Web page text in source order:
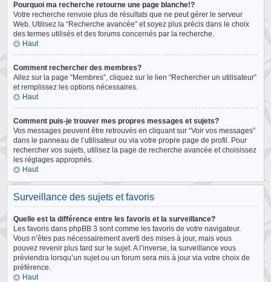
Pourquoi ma recherche retourne une page blanche!?
Votre recherche renvoie plus de résultats que ne peut gérer le serveur
Web. Utilisez la “Recherche avancée” et soyez plus précis dans le choix
des termes utilisés et des forums concernés par la recherche.
Haut
Comment rechercher des membres?
Allez sur la page “Membres”, cliquez sur le lien “Rechercher un utilisateur”
et remplissez les options nécessaires.
Haut
Comment puis-je trouver mes propres messages et sujets?
Vos messages peuvent être retrouvés en cliquant sur “Voir vos messages”
dans le panneau de l’utilisateur ou via votre propre page de profil. Pour
rechercher vos sujets, utilisez la page de recherche avancée et choisissez
les réglages appropriés.
Haut
Surveillance des sujets et favoris
Quelle est la différence entre les favoris et la surveillance?
Les favoris dans phpBB 3 sont comme les favoris de votre navigateur.
Vous n’êtes pas nécessairement averti des mises à jour, mais vous
pouvez revenir plus tard sur le sujet. A l’inverse, la surveillance vous
préviendra lorsqu’un sujet ou un forum sera mis à jour via votre choix de
préférence.
Haut